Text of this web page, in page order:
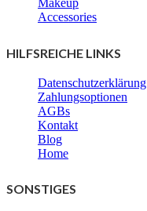
Accessories
HILFSREICHE LINKS
Datenschutzerklärung
Zahlungsoptionen
AGBs
Kontakt
Blog
Home
SONSTIGES